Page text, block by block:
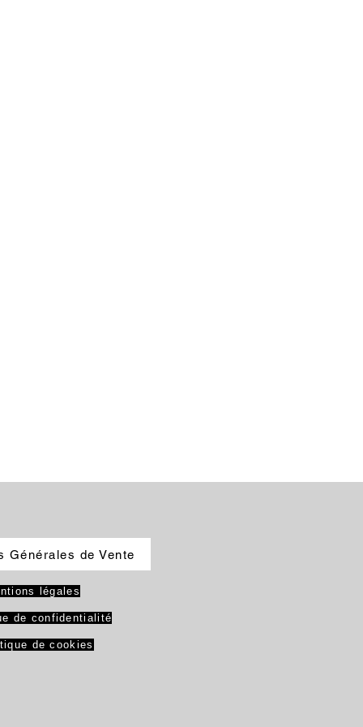
Générales de Vente
légales
de confidentialité
de cookies